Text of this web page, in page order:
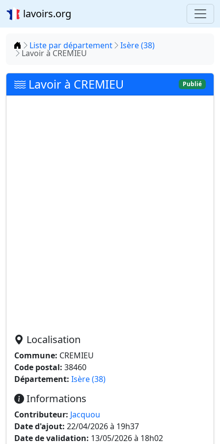
lavoirs.org
Accueil
Liste par département Isère (38)
Lavoir à CREMIEU
Lavoir à CREMIEU Publié
Localisation
Commune: CREMIEU
Code postal: 38460
Département: Isère (38)
Informations
Contributeur: Jacquou
Date d'ajout: 22/04/2026 à 19h37
Date de validation: 13/05/2026 à 18h02